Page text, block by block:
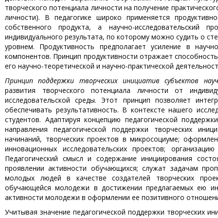
творческого потенциала личности на получение
личности). В педагогике широко применяется
собственного продукта, а научно-исследовательский
индивидуального результата, по которому можно судить о
уровнем. Продуктивность предполагает усиление в
компонентов. Принцип продуктивности отражает
его научно-теоретической и научно-практической
Принцип поддержки творческих инициатив субъектов
развития творческого потенциала личности от
исследовательской среды. Этот принцип позволяет
обеспечивать результативность. В контексте нашего
студентов. Адаптируя концепцию педагогической
направления педагогической поддержки творческих
начинаний, творческих проектов в микросоциуме;
инновационных исследовательских проектов;
Педагогический смысл и содержание инициирования
проявлении активности обучающихся; служат задачам
молодых людей в качестве создателей творческих
обучающейся молодежи в достижении предлагаемых ею
активности молодежи в оформлении ее позитивного
Учитывая значение педагогической поддержки творческих